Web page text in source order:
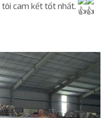
cam kết tốt nhất.